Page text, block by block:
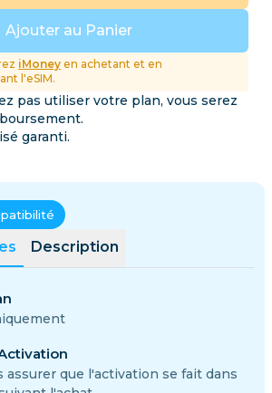
Ajouter au Panier
iMoney en achetant et en
l'eSIM.
pas utiliser votre plan, vous serez
garanti.
Description
assurer que l'activation se fait dans